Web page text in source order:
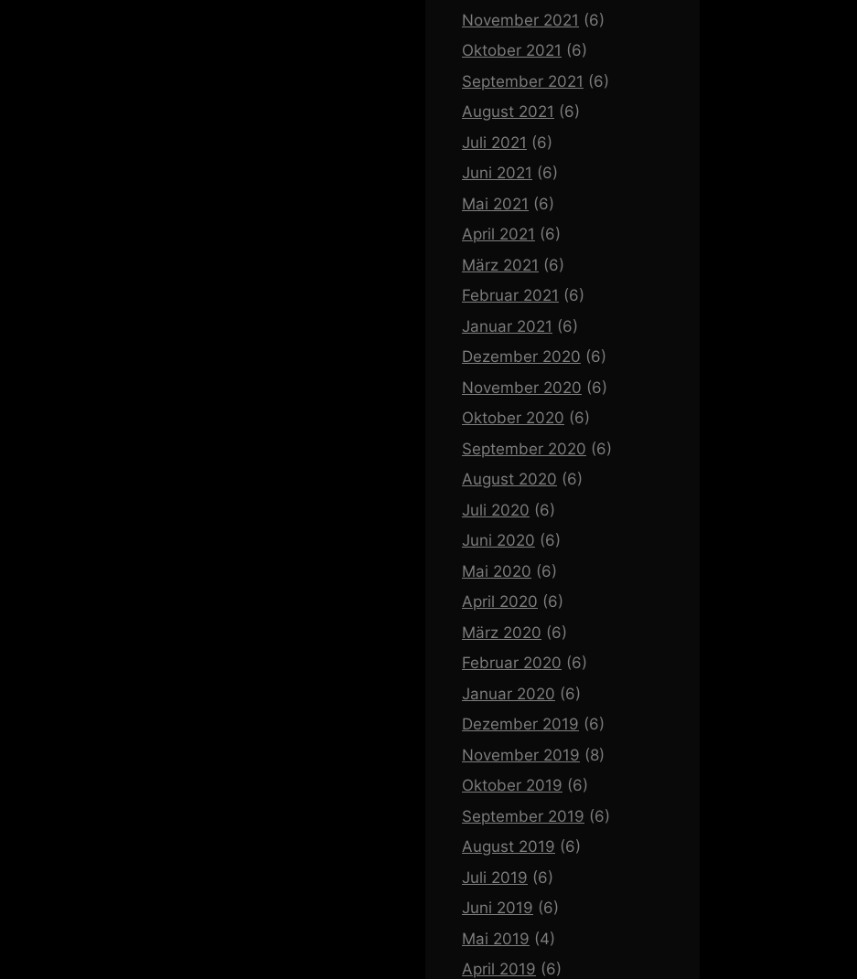
November 2021 (6)
Oktober 2021 (6)
September 2021 (6)
August 2021 (6)
Juli 2021 (6)
Juni 2021 (6)
Mai 2021 (6)
April 2021 (6)
März 2021 (6)
Februar 2021 (6)
Januar 2021 (6)
Dezember 2020 (6)
November 2020 (6)
Oktober 2020 (6)
September 2020 (6)
August 2020 (6)
Juli 2020 (6)
Juni 2020 (6)
Mai 2020 (6)
April 2020 (6)
März 2020 (6)
Februar 2020 (6)
Januar 2020 (6)
Dezember 2019 (6)
November 2019 (8)
Oktober 2019 (6)
September 2019 (6)
August 2019 (6)
Juli 2019 (6)
Juni 2019 (6)
Mai 2019 (4)
April 2019 (6)